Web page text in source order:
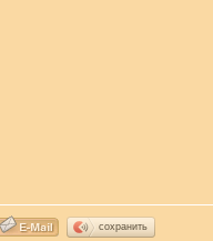
сохранить